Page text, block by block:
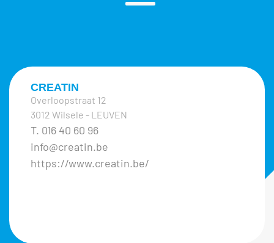
CREATIN
Overloopstraat 12
3012 Wilsele - LEUVEN
T. 016 40 60 96
info@creatin.be
https://www.creatin.be/